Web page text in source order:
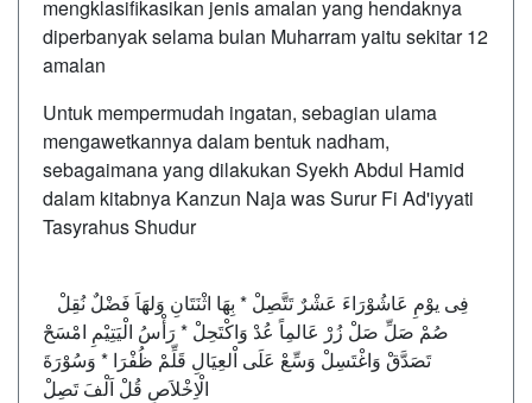
mengklasifikasikan jenis amalan yang hendaknya
diperbanyak selama bulan Muharram yaitu sekitar 12
amalan
Untuk mempermudah ingatan, sebagian ulama
mengawetkannya dalam bentuk nadham,
sebagaimana yang dilakukan Syekh Abdul Hamid
dalam kitabnya Kanzun Naja was Surur Fi Ad'iyyati
Tasyrahus Shudur
صُمْ صَلِّ صَلْ زُرْ عَالمِاً عُدْ وَاكْتَحِلْ * رَأْسُ الْيَتِيْمِ امْسَحْ
تَصَدَّقْ وَاغْتَسِلْ وَسِّعْ عَلَى اْلعِيَالِ قَلِّمْ ظُفْرَا * وَسُوْرَةَ
الْاِخْلاَصِ قُلْ اَلْفَ تَصِلْ